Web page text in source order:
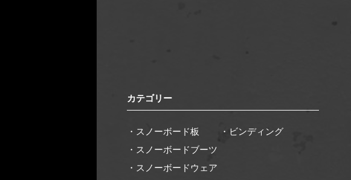
カテゴリー
・スノーボード板
・ビンディング
・スノーボードブーツ
・スノーボードウェア